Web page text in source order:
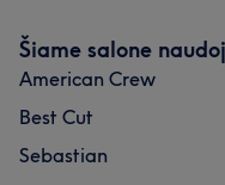
Šiame salone
American Crew
Best Cut
Sebastian